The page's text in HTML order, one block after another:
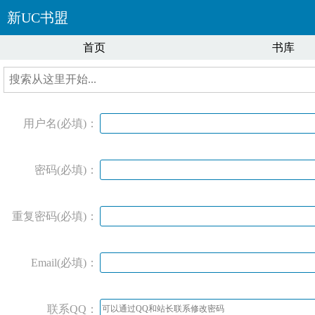
新UC书盟
首页 书库
用户名(必填)：
密码(必填)：
重复密码(必填)：
Email(必填)：
联系QQ：